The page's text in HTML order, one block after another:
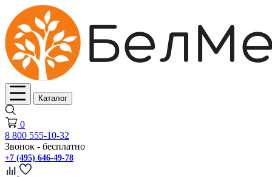
Каталог
0
8 800 555-10-32
Звонок - бесплатно
+7 (495) 646-49-78